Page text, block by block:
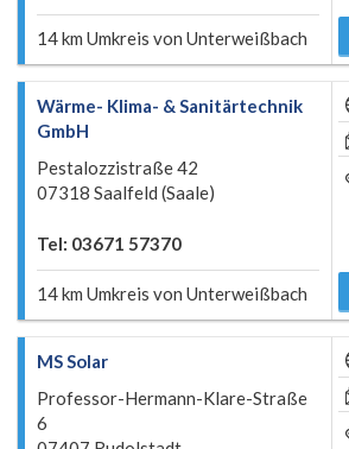
14 km Umkreis von Unterweißbach
Wärme- Klima- & Sanitärtechnik
GmbH
Pestalozzistraße 42
07318 Saalfeld (Saale)
Tel: 03671 57370
14 km Umkreis von Unterweißbach
MS Solar
Professor-Hermann-Klare-Straße
6